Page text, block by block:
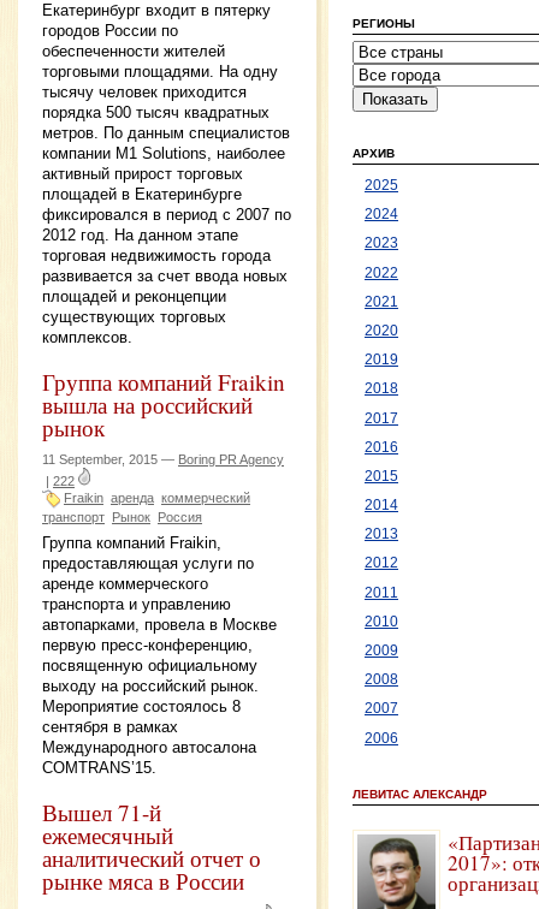
Екатеринбург входит в пятерку
городов России по
обеспеченности жителей
торговыми площадями. На одну
тысячу человек приходится
порядка 500 тысяч квадратных
метров. По данным специалистов
компании M1 Solutions, наиболее
активный прирост торговых
площадей в Екатеринбурге
фиксировался в период с 2007 по
2012 год. На данном этапе
торговая недвижимость города
развивается за счет ввода новых
площадей и реконцепции
существующих торговых
комплексов.
Группа компаний Fraikin
вышла на российский
рынок
11 September, 2015 — Boring PR Agency
| 222
Fraikin аренда коммерческий
транспорт Рынок Россия
Группа компаний Fraikin,
предоставляющая услуги по
аренде коммерческого
транспорта и управлению
автопарками, провела в Москве
первую пресс-конференцию,
посвященную официальному
выходу на российский рынок.
Мероприятие состоялось 8
сентября в рамках
Международного автосалона
COMTRANS’15.
Вышел 71-й
ежемесячный
аналитический отчет о
рынке мяса в России
РЕГИОНЫ
АРХИВ
2025
2024
2023
2022
2021
2020
2019
2018
2017
2016
2015
2014
2013
2012
2011
2010
2009
2008
2007
2006
ЛЕВИТАС АЛЕКСАНДР
2017»: